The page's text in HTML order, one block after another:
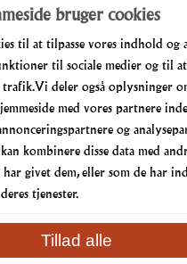
omkring Allergener og
venligst butikken på tlf:
10 70
bruger cookies
til at tilpasse vores indhold og
til sociale medier og til at
trafik. Vi deler også oplysninger
med vores partnere
og
kombinere disse data med
givet dem, eller som de har
tjenester.
Tillad alle